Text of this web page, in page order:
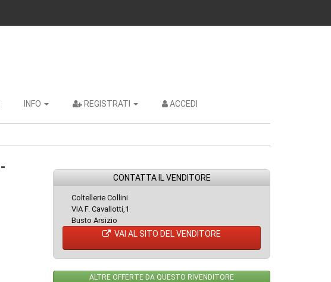
INFO REGISTRATI ACCEDI
CONTATTA IL VENDITORE
Coltellerie Collini
VIA F. Cavallotti,1
Busto Arsizio
VAI AL SITO DEL VENDITORE
ALTRE OFFERTE DA QUESTO RIVENDITORE